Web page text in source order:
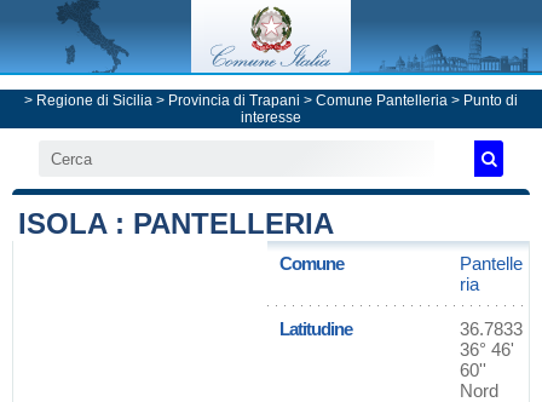
> Regione di Sicilia > Provincia di Trapani > Comune Pantelleria > Punto di
interesse
ISOLA : PANTELLERIA
Comune
Pantelle
ria
Latitudine
36.7833
36° 46'
60''
Nord